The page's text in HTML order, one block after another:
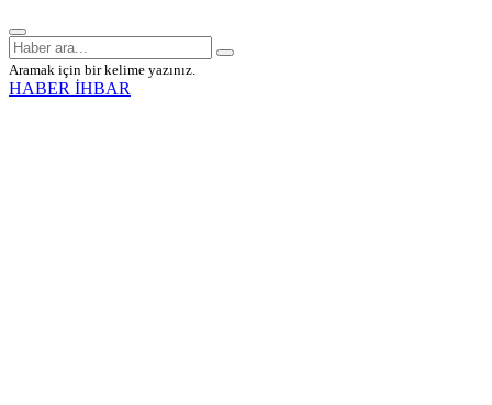
Aramak için bir kelime yazınız.
HABER İHBAR